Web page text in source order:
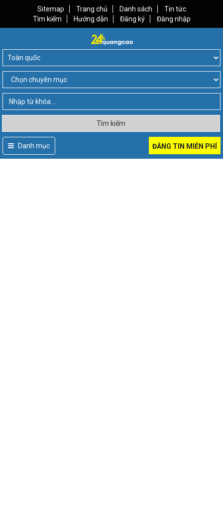
Sitemap Trang chủ Danh sách
Tin tức
Tìm kiếm
Hướng dẫn Đăng ký Đăng nhập
Tìm kiếm
Danh mục ĐĂNG TIN MIỄN PHÍ